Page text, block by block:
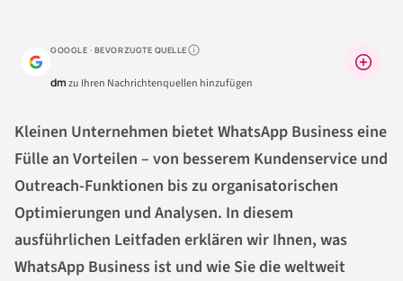
GOOGLE · BEVORZUGTE QUELLEWarum lohnt sich das?
dmzu Ihren Nachrichtenquellen hinzufügen
Kleinen Unternehmen bietet WhatsApp Business eine
Fülle an Vorteilen – von besserem Kundenservice und
Outreach-Funktionen bis zu organisatorischen
Optimierungen und Analysen. In diesem
ausführlichen Leitfaden erklären wir Ihnen, was
WhatsApp Business ist und wie Sie die weltweit